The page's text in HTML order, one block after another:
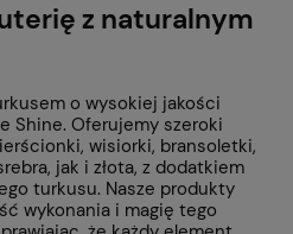
z naturalnym
o wysokiej jakości
Shine. Oferujemy szeroki
wisiorki, bransoletki,
jak i złota, z dodatkiem
turkusu. Nasze produkty
wykonania i magię tego